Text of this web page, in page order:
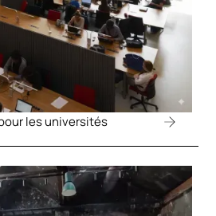
les universités